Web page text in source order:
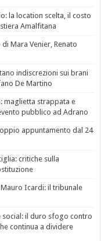
la location scelta, il costo
Amalfitana
Mara Venier, Renato
indiscrezioni sui brani
De Martino
maglietta strappata e
pubblico ad Adrano
appuntamento dal 24
critiche sulla
Icardi: il tribunale
social: il duro sfogo contro
continua a dividere